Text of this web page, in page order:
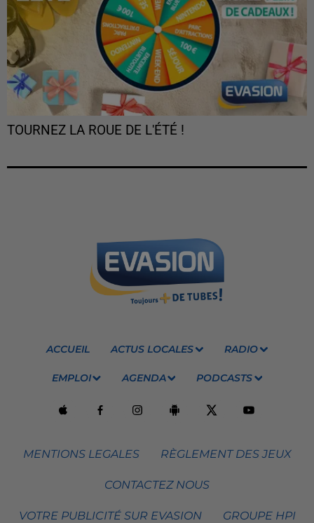
TOURNEZ LA ROUE DE L'ÉTÉ !
ACCUEIL ACTUS LOCALES RADIO
EMPLOI AGENDA PODCASTS
MENTIONS LEGALES RÈGLEMENT DES JEUX
CONTACTEZ NOUS
VOTRE PUBLICITÉ SUR EVASION GROUPE HPI